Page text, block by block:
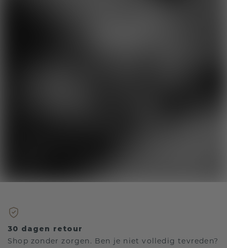
30 dagen retour
Shop zonder zorgen. Ben je niet volledig tevreden?